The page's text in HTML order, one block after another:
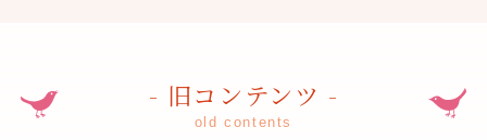
- 旧コンテンツ -
old contents